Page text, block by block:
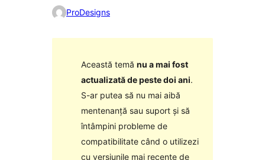
ProDesigns
Această temă nu a mai fost
actualizată de peste doi ani.
S-ar putea să nu mai aibă
mentenanță sau suport și să
întâmpini probleme de
compatibilitate când o utilizezi
cu versiunile mai recente de